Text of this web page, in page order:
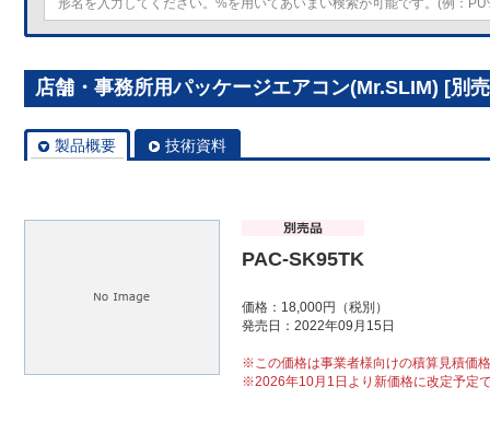
店舗・事務所用パッケージエアコン(Mr.SLIM) [別
製品概要 技術資料
PAC-SK95TK
価格：18,000円（税別）
発売日：2022年09月15日
※この価格は事業者様向けの積算見積価
※2026年10月1日より新価格に改定予定